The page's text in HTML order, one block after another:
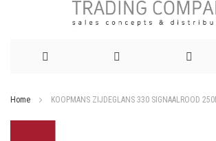
Home KOOPMANS ZIJDEGLANS 330 SIGNAALROOD